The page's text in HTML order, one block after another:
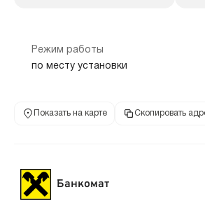
Режим работы
по месту установки
Показать на карте Скопировать
Банкомат